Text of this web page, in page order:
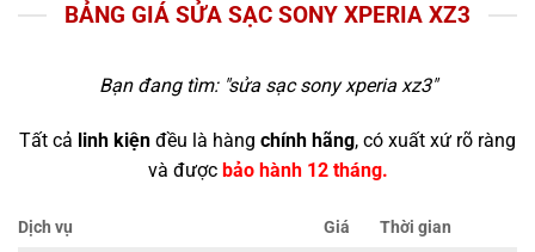
BẢNG GIÁ SỬA SẠC SONY XPERIA XZ3
Bạn đang tìm: "sửa sạc sony xperia xz3"
Tất cả linh kiện đều là hàng chính hãng, có xuất xứ rõ ràng
và được bảo hành 12 tháng.
Dịch vụ Giá Thời gian